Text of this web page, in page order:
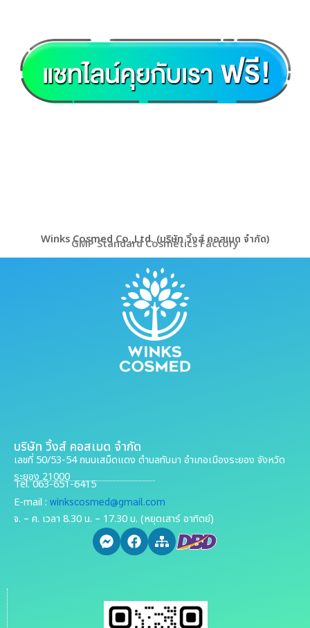
Winks Cosmed Co.,Ltd. (บริษัท วิ้งส์ คอสเมด จำกัด)
GMP Standard Cosmetics Factory
บริษัท วิ้งส์ คอสเมด จำกัด
เลขที่ 50/53-54 ถนนเสม็ดแดง ตำบลทับมา อำเภอเมืองระยอง จังหวัด
ระยอง 21000
Tel. 063-651-6415
E-mail : winkscosmed@gmail.com
จ. – ศ. เวลา 8.30 น. – 17.30 น. (หยุดเสาร์ อาทิตย์)